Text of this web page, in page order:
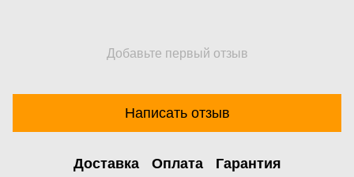
Добавьте первый отзыв
Написать отзыв
Доставка Оплата Гарантия